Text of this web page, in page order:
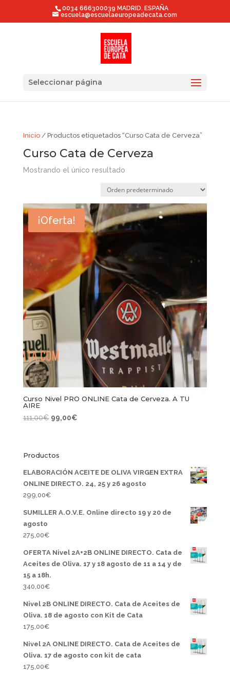
0034 666300039 MADRID. ESPAÑA
escuela@escuelaeuropeadecata.com
Seleccionar página
Inicio/ Productos etiquetados “Curso Cata de Cerveza”
Curso Cata de Cerveza
Mostrando el único resultado
¡Oferta!
Curso Nivel PRO ONLINE Cata de Cerveza. A TU
AIRE
111,00€ El
era:
99,00€El
Productos
ELABORACIÓN ACEITE DE OLIVA VIRGEN EXTRA
ONLINE DIRECTO. 24, 25 y 26 agosto
299,00€
SUMILLER A.O.V.E. Online directo 19 y 20 de
agosto
275,00€
OFERTA Nivel 2A+2B ONLINE DIRECTO. Cata de
Aceites de Oliva. 17 y 18 agosto de 11 a 14 y de
15 a 18h.
340,00€
Nivel 2B ONLINE DIRECTO. Cata de Aceites de
Oliva. 18 de agosto con Kit de Cata
175,00€
Nivel 2A ONLINE DIRECTO. Cata de Aceites de
Oliva. 17 de agosto con kit de cata
175,00€